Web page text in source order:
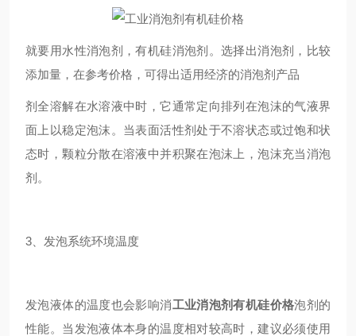
就要用水性消泡剂，有机硅消泡剂。选择出消泡剂，比较
添加量，在参考价格，可得出适用经济的消泡剂产品
剂全溶解在水溶液中时，它通常定向排列在泡沫的气液界
面上以稳定泡沫。当表面活性剂处于不溶状态或过饱和状
态时，颗粒分散在溶液中并积聚在泡沫上，泡沫充当消泡
剂。
3、发泡系统环境温度
发泡液体的温度也会影响消工业消泡剂有机硅价格泡剂的
性能。当发泡液体本身的温度相对较高时，建议必须使用